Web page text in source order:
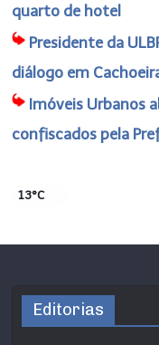
quarto de hotel
Presidente da
diálogo em
Imóveis Urbanos
confiscados pela
13°C
Editorias